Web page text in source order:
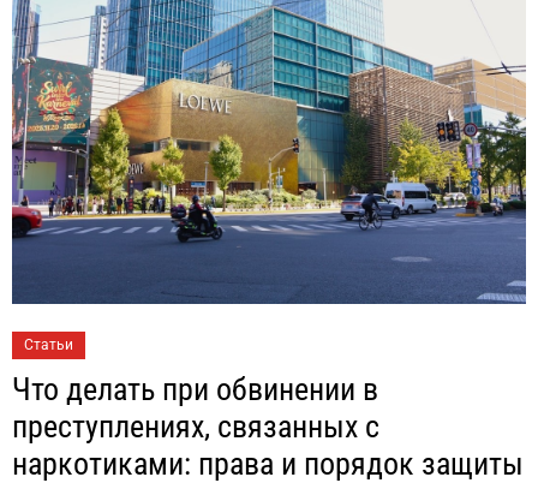
Статьи
Что делать при обвинении в
преступлениях, связанных с
наркотиками: права и порядок защиты